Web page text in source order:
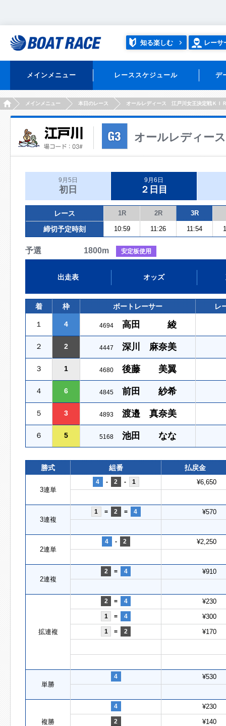
知る楽しむ レーサ
メインメニュー レーススケジュール デ
HOMEメインメニュー 本日のレース オールレディース 江戸川女王決定戦ＫＩ
オールレディー
9月5日
初日
9月6日
２日目
レース 1R 2R 3R
締切予定時刻 10:59 11:26 11:54
予選 1800m 安定板使用
出走表 オッズ
着 枠 ボートレーサー レ
１ 4 4694 高田 綾
２ 2 4447 深川 麻奈美
３ 1 4680 後藤 美翼
４ 6 4845 前田 紗希
５ 3 4893 渡邉 真奈美
６ 5 5168 池田 なな
勝式 組番 払戻金
3連単
4 - 2 - 1 ¥6,650
3連複
1 = 2 = 4 ¥570
2連単
4 - 2 ¥2,250
2連複
2 = 4 ¥910
拡連複
2 = 4 ¥230
1 = 4 ¥300
1 = 2 ¥170
単勝
4 ¥530
複勝
4 ¥230
2 ¥140